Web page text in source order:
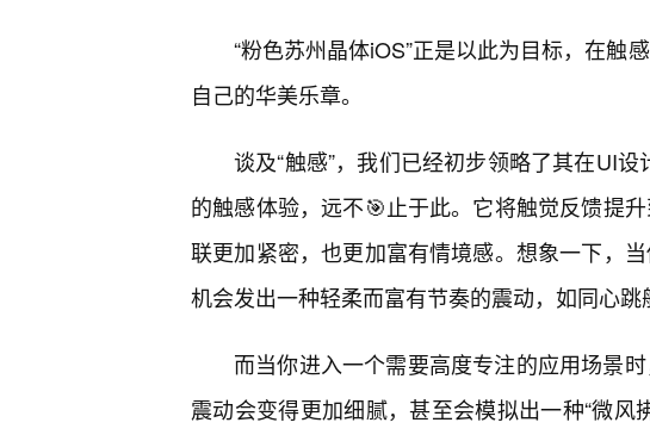
“粉色苏州晶体iOS”正是以此为目标，在触
自己的华美乐章。
谈及“触感”，我们已经初步领略了其在UI
的触感体验，远不🎯止于此。它将触觉反馈提
联更加紧密，也更加富有情境感。想象一下，
机会发出一种轻柔而富有节奏的震动，如同心跳
而当你进入一个需要高度专注的应用场景
震动会变得更加细腻，甚至会模拟出一种“微风